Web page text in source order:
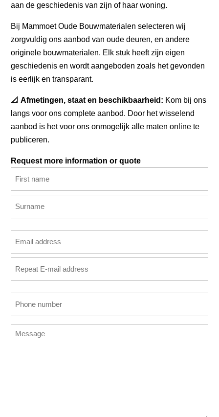
aan de geschiedenis van zijn of haar woning.
Bij Mammoet Oude Bouwmaterialen selecteren wij
zorgvuldig ons aanbod van oude deuren, en andere
originele bouwmaterialen. Elk stuk heeft zijn eigen
geschiedenis en wordt aangeboden zoals het gevonden
is eerlijk en transparant.
📐Afmetingen, staat en beschikbaarheid: Kom bij ons
langs voor ons complete aanbod. Door het wisselend
aanbod is het voor ons onmogelijk alle maten online te
publiceren.
Request more information or quote
Email
Email
(Required)
Message